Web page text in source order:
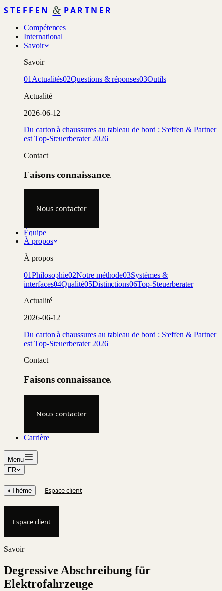
STEFFEN & PARTNER
Compétences
International
Savoir
Savoir
01 Actualités02Questions & réponses03Outils
Actualité
2026-06-12
Du carton à chaussures au tableau de bord : Steffen & Partner
est Top-Steuerberater 2026
Contact
Faisons connaissance.
Nous contacter
Équipe
À propos
À propos
01Philosophie02Notre méthode03Systèmes &
interfaces04Qualité05Distinctions06Top-Steuerberater
Actualité
2026-06-12
Du carton à chaussures au tableau de bord : Steffen & Partner
est Top-Steuerberater 2026
Contact
Faisons connaissance.
Nous contacter
Carrière
Menu
FR
◐ Thème Espace client
Espace client
Savoir
Degressive Abschreibung für
Elektrofahrzeuge